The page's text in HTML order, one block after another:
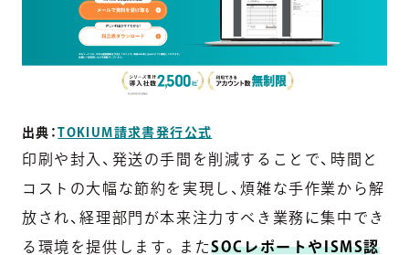
出典：TOKIUM請求書発行公式
印刷や封入、発送の手間を削減することで、時間と
コストの大幅な節約を実現し、煩雑な手作業から解
放され、経理部門が本来注力すべき業務に集中でき
る環境を提供します。またSOCレポートやISMS認